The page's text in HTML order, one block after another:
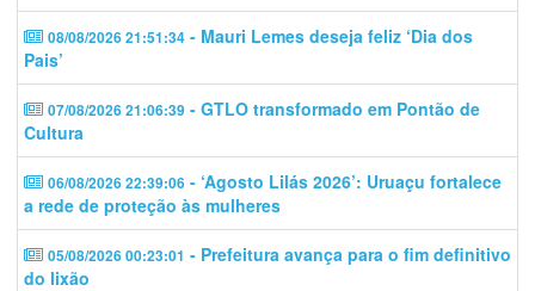
08/08/2026 21:51:34 - Mauri Lemes deseja feliz ‘Dia dos
Pais’
07/08/2026 21:06:39 - GTLO transformado em Pontão de
Cultura
06/08/2026 22:39:06 - ‘Agosto Lilás 2026’: Uruaçu fortalece
a rede de proteção às mulheres
05/08/2026 00:23:01 - Prefeitura avança para o fim definitivo
do lixão